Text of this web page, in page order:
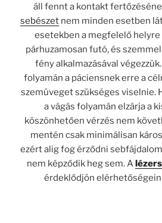
áll fennt a kontakt
sebészet nem minden esetben
esetekben a megfelelő helyre
párhuzamosan futó, és
fény alkalmazásával
folyamán a páciensnek erre a
szemüveget szükséges viselnie.
a vágás folyamán elzárja a
köszönhetően vérzés nem
mentén csak minimálisan
ezért alig fog érződni
nem képződik heg sem. A
érdeklődjön